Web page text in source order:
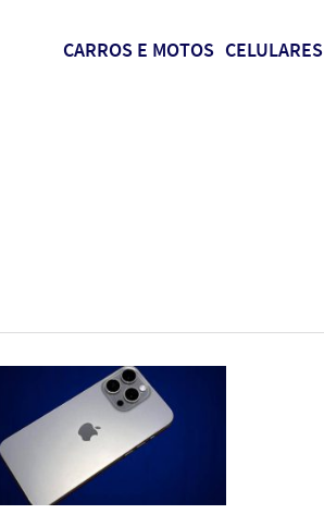
CARROS E MOTOS CELULARES